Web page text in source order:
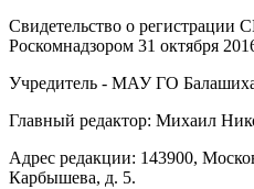
Свидетельство о
Роскомнадзором 31 октября
Учредитель - МАУ ГО
Главный редактор: Михаил
Адрес редакции: 143900,
Карбышева, д. 5.